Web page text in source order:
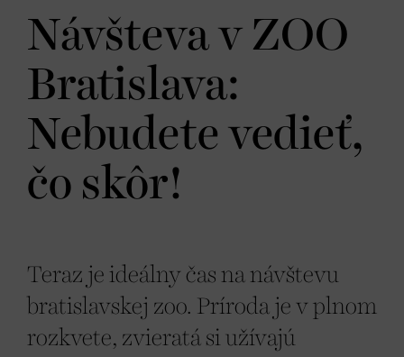
Návšteva v ZOO
Bratislava:
Nebudete vedieť,
čo skôr!
Teraz je ideálny čas na návštevu
bratislavskej zoo. Príroda je v plnom
rozkvete, zvieratá si užívajú